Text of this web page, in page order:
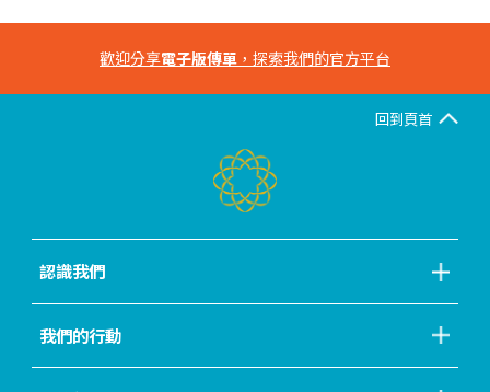
歡迎分享電子版傳單 ，探索我們的官方平台
回到頁首
認識我們
我們的行動